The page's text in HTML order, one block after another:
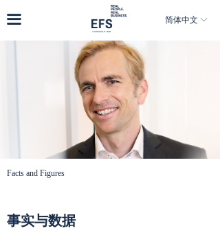
끀
首页
关于我们
加入我们
ꀅ
简体中文
Facts and Figures
事实与数据